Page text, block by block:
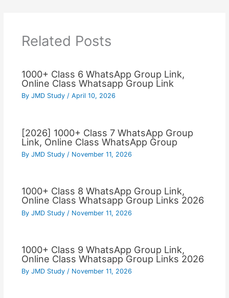
Related Posts
1000+ Class 6 WhatsApp Group Link,
Online Class Whatsapp Group Link
By JMD Study / April 10, 2026
[2026] 1000+ Class 7 WhatsApp Group
Link, Online Class WhatsApp Group
By JMD Study / November 11, 2026
1000+ Class 8 WhatsApp Group Link,
Online Class Whatsapp Group Links 2026
By JMD Study / November 11, 2026
1000+ Class 9 WhatsApp Group Link,
Online Class Whatsapp Group Links 2026
By JMD Study / November 11, 2026